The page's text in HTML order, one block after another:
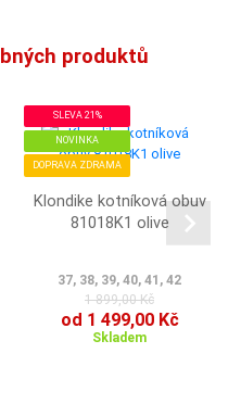
produktů
SLEVA 21%
NOVINKA
DOPRAVA ZDRAMA
Klondike kotníková obuv
81018K1 olive
37, 38, 39, 40, 41, 42
1 899,00 Kč
od 1 499,00 Kč
Skladem